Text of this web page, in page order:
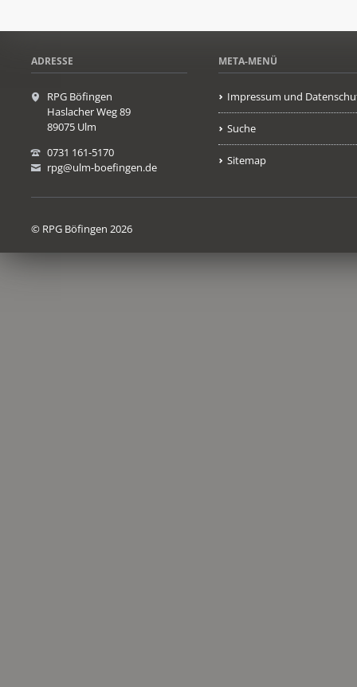
ADRESSE
RPG Böfingen
Haslacher Weg 89
89075 Ulm
0731 161-5170
rpg@ulm-boefingen.de
META-MENÜ
Impressum und
Suche
Sitemap
© RPG Böfingen 2026